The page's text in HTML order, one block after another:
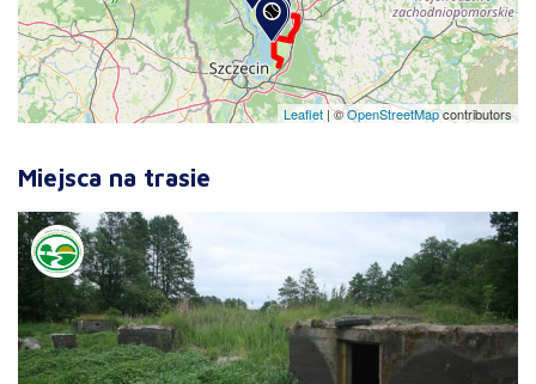
Leaflet |©OpenStreetMapcontributors
Miejsca na trasie